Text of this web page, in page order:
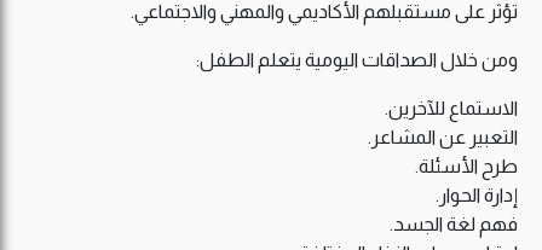
تؤثر على مستقبلهم الأكاديمي والمهني والاجتماعي.
ومن خلال الصداقات اليومية يتعلم الطفل:
الاستماع للآخرين.
التعبير عن المشاعر.
طرح الأسئلة.
إدارة الحوار.
فهم لغة الجسد.